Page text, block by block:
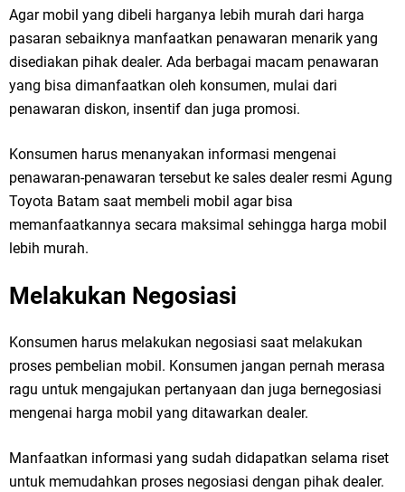
Agar mobil yang dibeli harganya lebih murah dari harga
pasaran sebaiknya manfaatkan penawaran menarik yang
disediakan pihak dealer. Ada berbagai macam penawaran
yang bisa dimanfaatkan oleh konsumen, mulai dari
penawaran diskon, insentif dan juga promosi.
Konsumen harus menanyakan informasi mengenai
penawaran-penawaran tersebut ke sales dealer resmi Agung
Toyota Batam saat membeli mobil agar bisa
memanfaatkannya secara maksimal sehingga harga mobil
lebih murah.
Melakukan Negosiasi
Konsumen harus melakukan negosiasi saat melakukan
proses pembelian mobil. Konsumen jangan pernah merasa
ragu untuk mengajukan pertanyaan dan juga bernegosiasi
mengenai harga mobil yang ditawarkan dealer.
Manfaatkan informasi yang sudah didapatkan selama riset
untuk memudahkan proses negosiasi dengan pihak dealer.